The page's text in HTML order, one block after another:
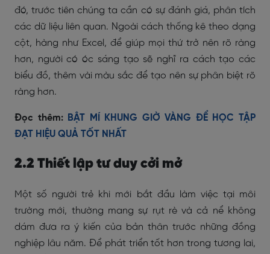
đó, trước tiên chúng ta cần có sự đánh giá, phân tích
các dữ liệu liên quan. Ngoài cách thống kê theo dạng
cột, hàng như Excel, để giúp mọi thứ trở nên rõ ràng
hơn, người có óc sáng tạo sẽ nghĩ ra cách tạo các
biểu đồ, thêm vài màu sắc để tạo nên sự phân biệt rõ
ràng hơn.
Đọc thêm: BẬT MÍ KHUNG GIỜ VÀNG ĐỂ HỌC TẬP
ĐẠT HIỆU QUẢ TỐT NHẤT
2.2 Thiết lập tư duy cởi mở
Một số người trẻ khi mới bắt đầu làm việc tại môi
trường mới, thường mang sự rụt rè và cả nể không
dám đưa ra ý kiến của bản thân trước những đồng
nghiệp lâu năm. Để phát triển tốt hơn trong tương lai,